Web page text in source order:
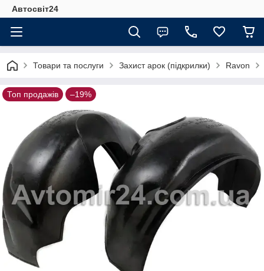
Автосвіт24
Товари та послуги Захист арок (підкрилки) Ravon
Топ продажів –19%